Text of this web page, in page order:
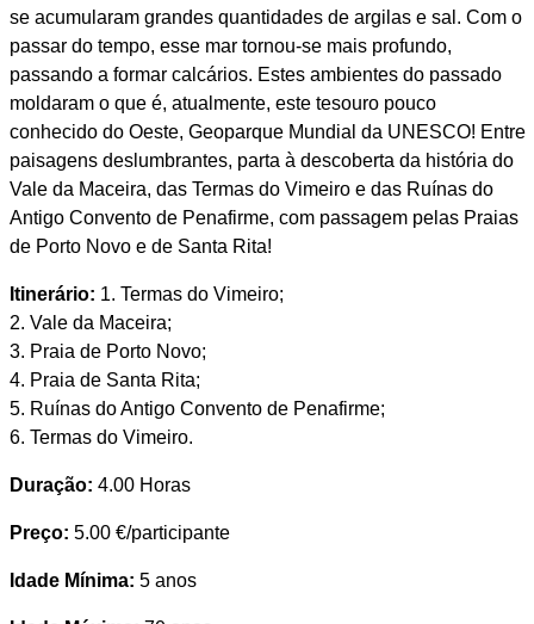
se acumularam grandes quantidades de argilas e sal. Com o
passar do tempo, esse mar tornou-se mais profundo,
passando a formar calcários. Estes ambientes do passado
moldaram o que é, atualmente, este tesouro pouco
conhecido do Oeste, Geoparque Mundial da UNESCO! Entre
paisagens deslumbrantes, parta à descoberta da história do
Vale da Maceira, das Termas do Vimeiro e das Ruínas do
Antigo Convento de Penafirme, com passagem pelas Praias
de Porto Novo e de Santa Rita!
Itinerário: 1. Termas do Vimeiro;
2. Vale da Maceira;
3. Praia de Porto Novo;
4. Praia de Santa Rita;
5. Ruínas do Antigo Convento de Penafirme;
6. Termas do Vimeiro.
Duração: 4.00 Horas
Preço: 5.00 €/participante
Idade Mínima: 5 anos